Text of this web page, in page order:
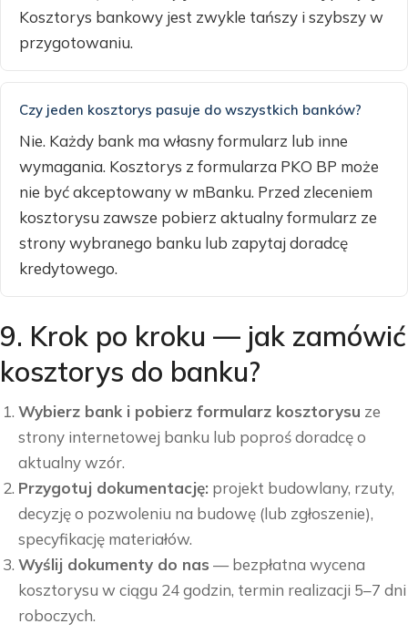
Kosztorys bankowy jest zwykle tańszy i szybszy w
przygotowaniu.
Czy jeden kosztorys pasuje do wszystkich banków?
Nie. Każdy bank ma własny formularz lub inne
wymagania. Kosztorys z formularza PKO BP może
nie być akceptowany w mBanku. Przed zleceniem
kosztorysu zawsze pobierz aktualny formularz ze
strony wybranego banku lub zapytaj doradcę
kredytowego.
9. Krok po kroku — jak zamówić
kosztorys do banku?
Wybierz bank i pobierz formularz kosztorysu ze
strony internetowej banku lub poproś doradcę o
aktualny wzór.
Przygotuj dokumentację: projekt budowlany, rzuty,
decyzję o pozwoleniu na budowę (lub zgłoszenie),
specyfikację materiałów.
Wyślij dokumenty do nas — bezpłatna wycena
kosztorysu w ciągu 24 godzin, termin realizacji 5–7 dni
roboczych.